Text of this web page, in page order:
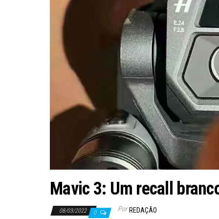
Mavic 3: Um recall
08/03/2022 0 Por REDAÇÃO